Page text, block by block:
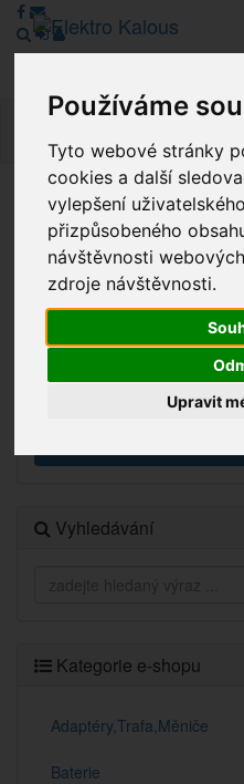
Používáme
Tyto webové stránky
cookies a další
vylepšení
přizpůsobeného
návštěvnosti
zdroje návštěvnosti.
Upravit
Vážení zákazníci, v tuto
režimu Katalogu.
Děkujeme za pochopení.
Výprodej
Vyhledávání
Kategorie e-shopu
Adaptéry,Trafa,Měniče
Baterie